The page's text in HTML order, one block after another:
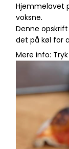
Hjemmelavet
voksne.
Denne
det på køl for
Mere info: